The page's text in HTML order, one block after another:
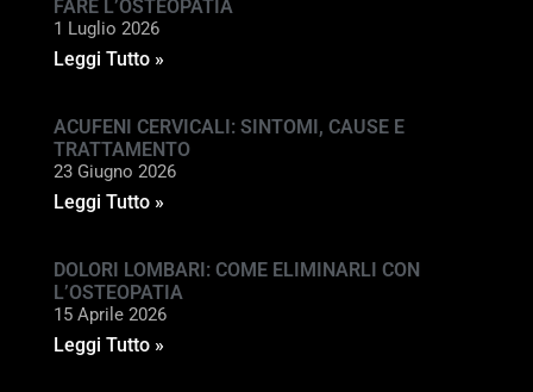
FARE L’OSTEOPATIA
1 Luglio 2026
Leggi Tutto »
ACUFENI CERVICALI: SINTOMI, CAUSE E
TRATTAMENTO
23 Giugno 2026
Leggi Tutto »
DOLORI LOMBARI: COME ELIMINARLI CON
L’OSTEOPATIA
15 Aprile 2026
Leggi Tutto »